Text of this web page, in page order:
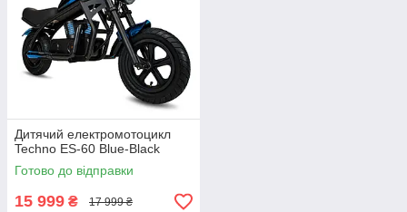
Дитячий електромотоцикл
Techno ES-60 Blue-Black
Готово до відправки
15 999 ₴ 17 999 ₴